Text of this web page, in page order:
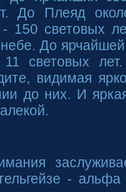
До Плеяд
150 световых
До
11 световых
видимая
до них. И
-